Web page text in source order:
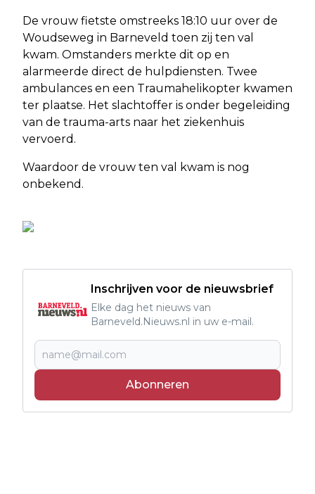
De vrouw fietste omstreeks 18:10 uur over de
Woudseweg in Barneveld toen zij ten val
kwam. Omstanders merkte dit op en
alarmeerde direct de hulpdiensten. Twee
ambulances en een Traumahelikopter kwamen
ter plaatse. Het slachtoffer is onder begeleiding
van de trauma-arts naar het ziekenhuis
vervoerd.
Waardoor de vrouw ten val kwam is nog
onbekend.
Inschrijven voor de nieuwsbrief
Elke dag het nieuws van
Barneveld.Nieuws.nl in uw e-mail.
Abonneren